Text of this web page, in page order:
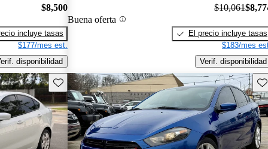
$8,500
incluye tasas
$177/mes est.
disponibilidad
Buena oferta
$10,061
El precio incluye tasas
$183/mes
Verif. disponibilidad
Guarda este Aviso